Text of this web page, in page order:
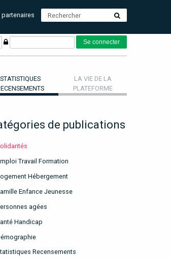
partenaires
STATISTIQUES
LA VIE DE LA
PLATEFORME
de publications
Travail Formation
Hébergement
Enfance Jeunesse
agées
Handicap
Recensements